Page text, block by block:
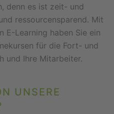
denn es ist zeit- und
ressourcensparend. Mit
E-Learning haben Sie ein
für die Fort- und
und Ihre Mitarbeiter.
UNSERE